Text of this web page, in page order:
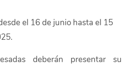
el 16 de junio hasta el 15
deberán presentar su